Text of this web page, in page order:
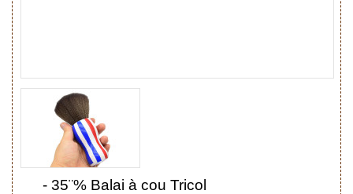
- 35¨% Balai à cou Tricol